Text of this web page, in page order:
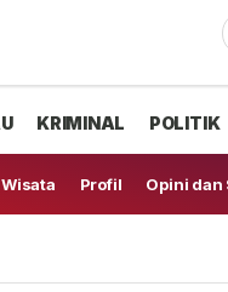
KRIMINAL POLITIK
Wisata Profil Opini dan